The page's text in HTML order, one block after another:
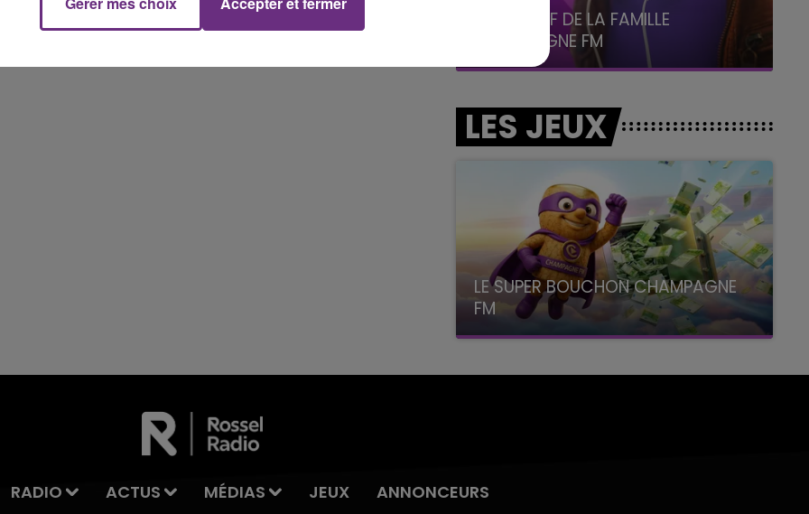
LE BEST OF DE LA FAMILLE
CHAMPAGNE FM
LES JEUX
LE SUPER BOUCHON CHAMPAGNE
FM
avec La Famille Champagne FM, à 8H10
RADIO ACTUS MÉDIAS JEUX ANNONCEURS